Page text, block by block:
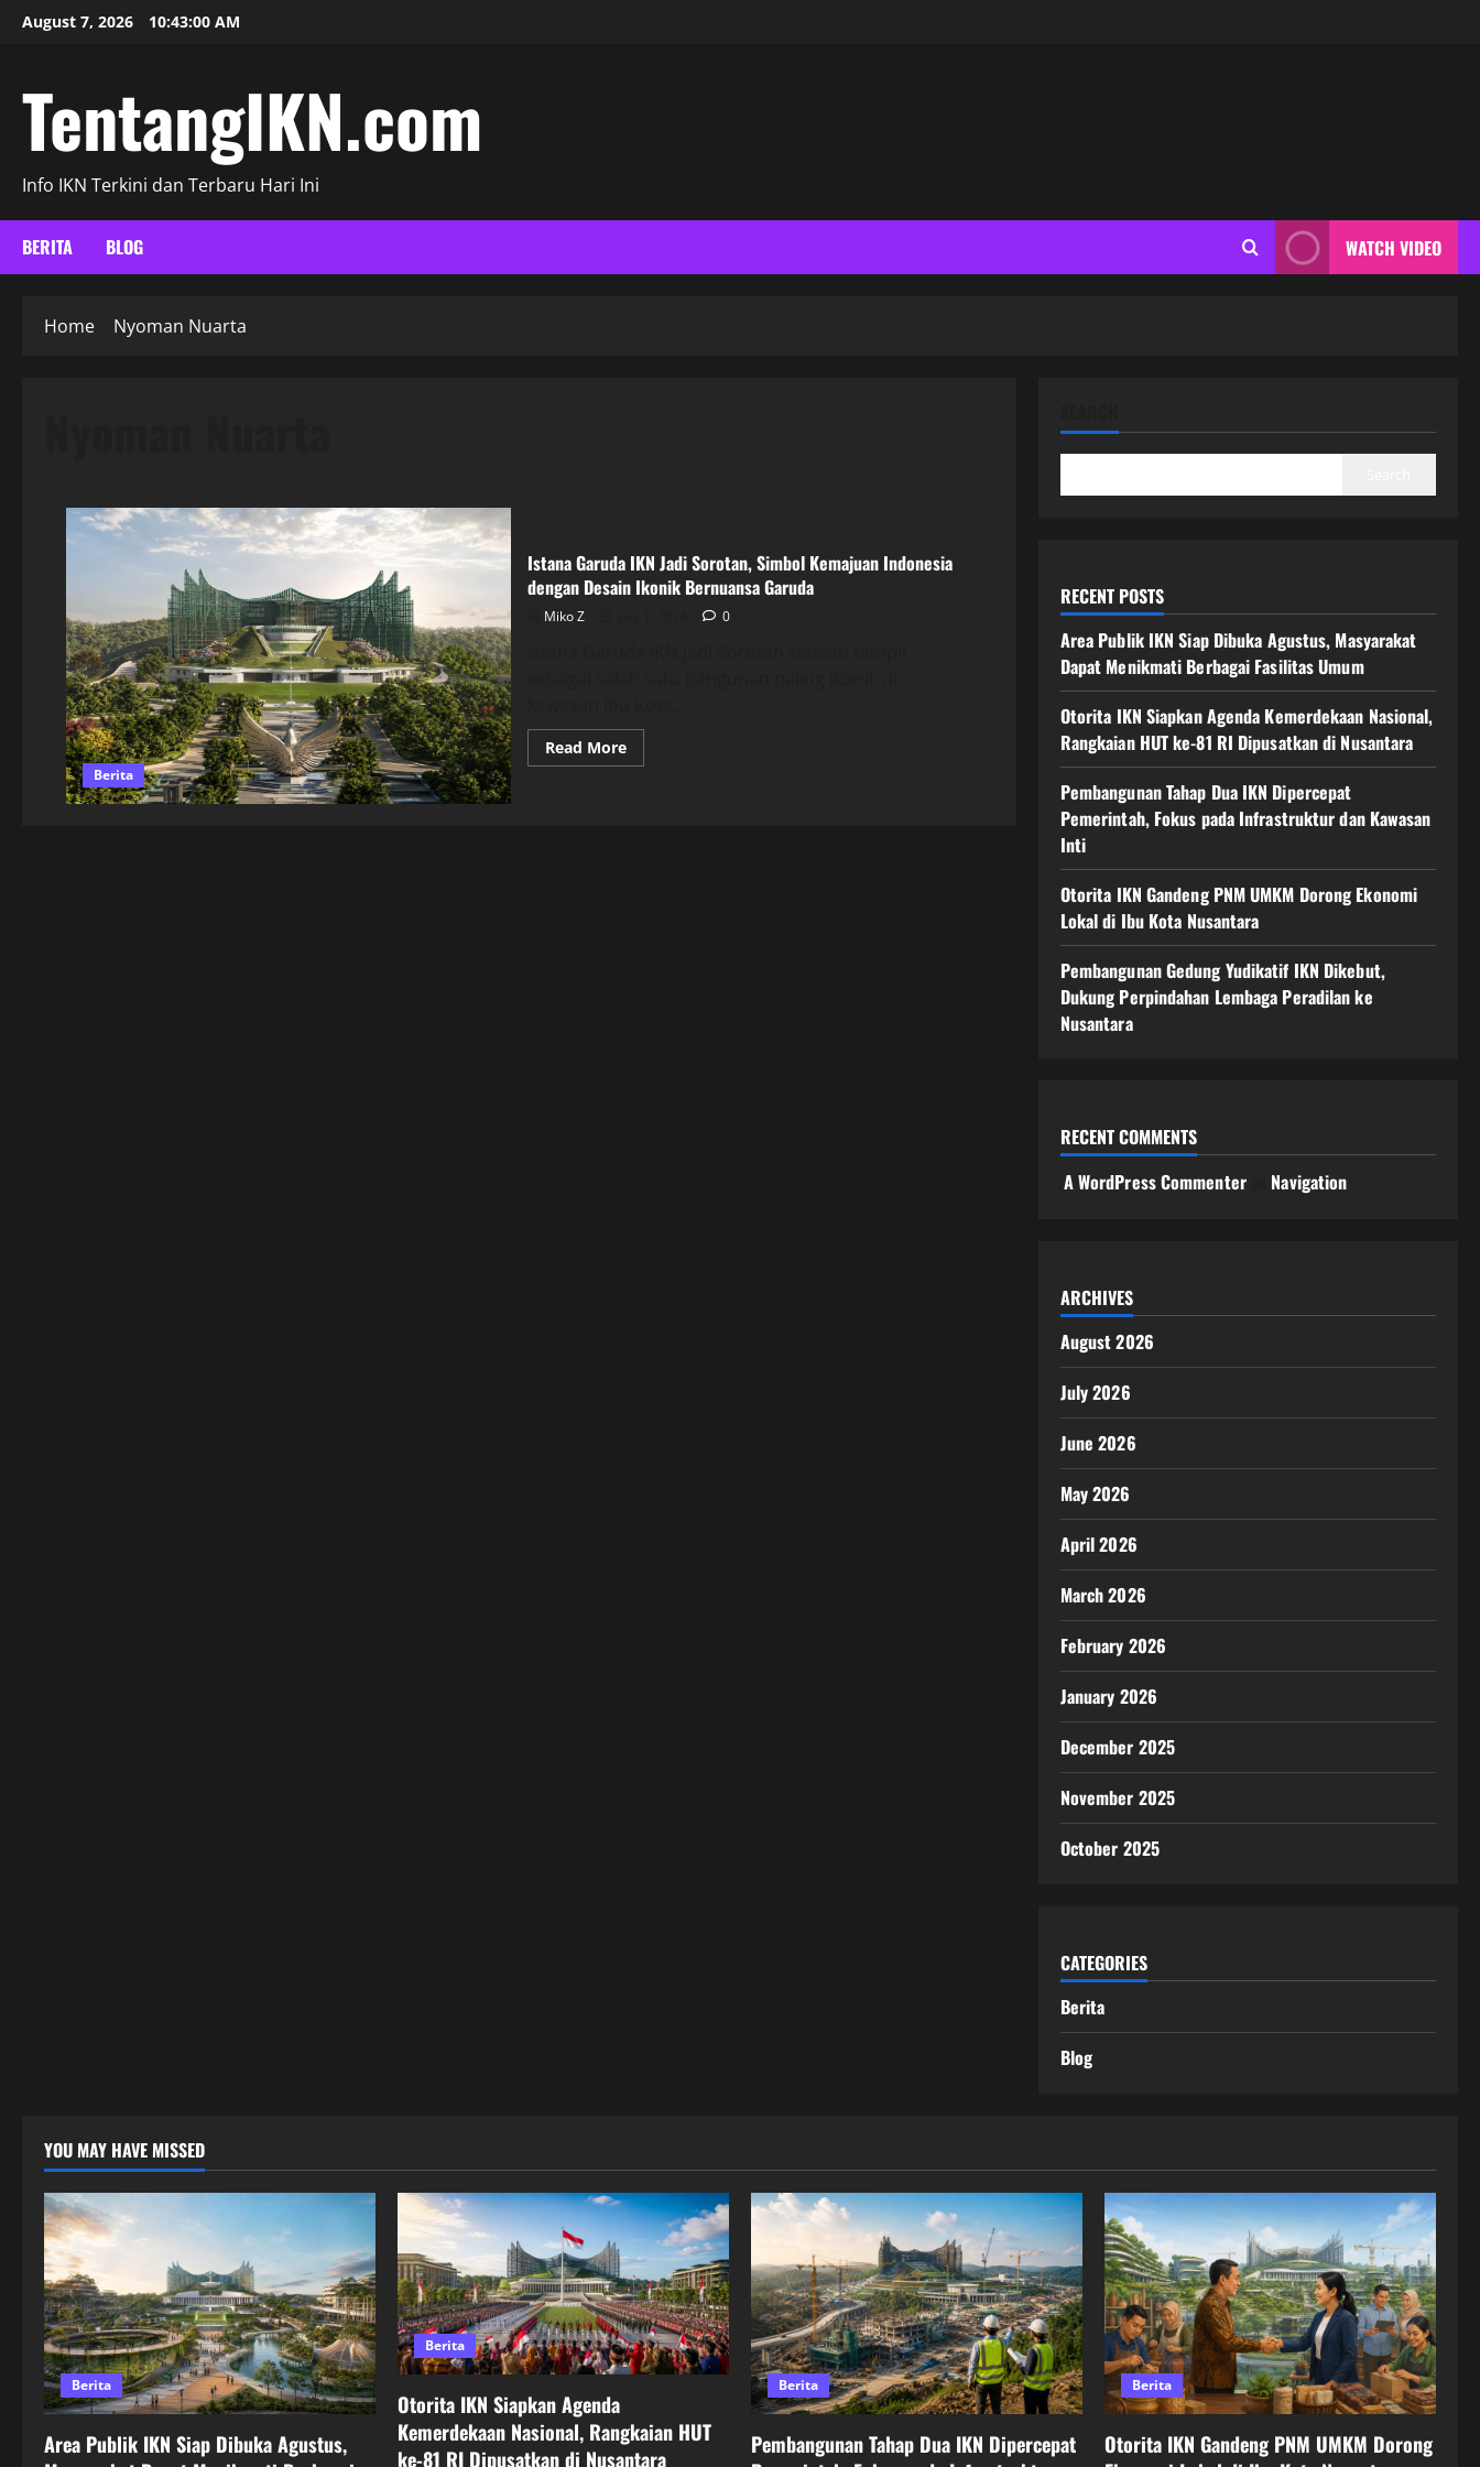
SkipAugust 7, 2026 10:43:01 AM
TentangIKN.com
Info IKN Terkini dan Terbaru Hari Ini
BERITA BLOG WATCH VIDEO
Home Nyoman Nuarta
Berita
Istana Garuda IKN Jadi Sorotan, Simbol Kemajuan Indonesia
dengan Desain Ikonik Bernuansa Garuda
Miko Z 0
Read MoreRead
more
RECENT POSTS
Area Publik IKN Siap Dibuka Agustus, Masyarakat
Dapat Menikmati Berbagai Fasilitas Umum
Otorita IKN Siapkan Agenda Kemerdekaan Nasional,
Rangkaian HUT ke-81 RI Dipusatkan di Nusantara
Pembangunan Tahap Dua IKN Dipercepat
Pemerintah, Fokus pada Infrastruktur dan Kawasan
Inti
Otorita IKN Gandeng PNM UMKM Dorong Ekonomi
Lokal di Ibu Kota Nusantara
Pembangunan Gedung Yudikatif IKN Dikebut,
Dukung Perpindahan Lembaga Peradilan ke
Nusantara
RECENT COMMENTS
A WordPress Commenteron Navigation
ARCHIVES
August 2026
July 2026
June 2026
May 2026
April 2026
March 2026
February 2026
January 2026
December 2025
November 2025
October 2025
CATEGORIES
Berita
Blog
YOU MAY HAVE MISSED
Berita
Area Publik IKN Siap Dibuka Agustus,
Berita
Otorita IKN Siapkan Agenda
Kemerdekaan Nasional, Rangkaian HUT
ke-81 RI Dipusatkan di Nusantara
Berita
Pembangunan Tahap Dua IKN Dipercepat
Berita
Otorita IKN Gandeng PNM UMKM Dorong